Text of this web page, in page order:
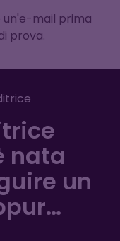
un'e-mail prima
prova.
nata
un